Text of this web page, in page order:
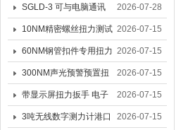
拉力计 SGSF-100外置
式测力计
SGLD-3 可与电脑通讯
的无线测力计 0.03-3T化
工行业用遥控式推拉力
计
2026-07-28
10NM精密螺丝扭力测试
专用扭矩扳手,产线质检
螺丝扭力专用扳手厂家
2026-07-15
60NM钢管扣件专用扭力
扳手 脚手架扭力检测扳
手 工地扣件扭矩扳手品
牌
2026-07-15
300NM声光预警预置扭
力扳手 工业紧固专用数
显扭力工具厂家
2026-07-15
带显示屏扭力扳手 电子
数显扭力扳手 20NM精
2026-07-15
3吨无线数字测力计港口 2026-07-15